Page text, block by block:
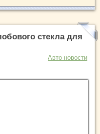
стекла для
Авто новости